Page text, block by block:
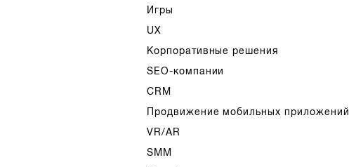
Игры
UX
Корпоративные решения
SEO-компании
CRM
Продвижение мобильных приложений
VR/AR
SMM